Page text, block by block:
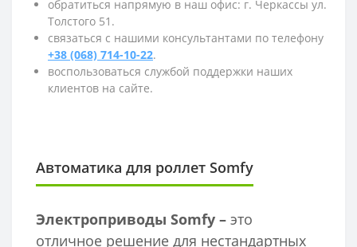
обратиться напрямую в наш офис: г. Черкассы ул.
Толстого 51.
связаться с нашими консультантами по телефону
+38 (068) 714-10-22.
воспользоваться службой поддержки наших
клиентов на сайте.
Автоматика для роллет Somfy
Электроприводы Somfy – это
отличное решение для нестандартных